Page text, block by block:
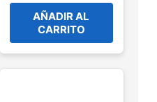
AÑADIR AL
CARRITO